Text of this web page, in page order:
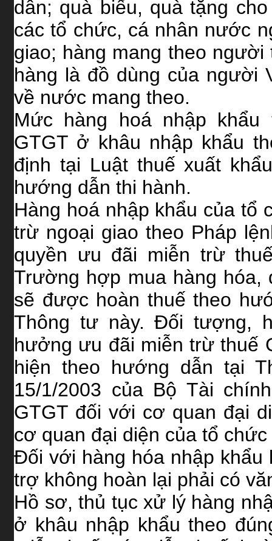
dân; quà biếu, quà tặng
các tổ chức, cá nhân nước
giao; hàng mang theo
hàng là đồ dùng của người
về nước mang theo.
Mức hàng hoá nhập
GTGT ở khâu nhập khẩu
định tại Luật thuế xuất
hướng dẫn thi hành.
Hàng hoá nhập khẩu của tổ
trừ ngoại giao theo Pháp
quyền ưu đãi miễn trừ
Trường hợp mua hàng hóa,
sẽ được hoàn thuế theo
Thông tư này. Đối tượng,
hưởng ưu đãi miễn trừ thuế
hiện theo hướng dẫn tại
15/1/2003 của Bộ Tài
GTGT đối với cơ quan đại
cơ quan đại diện của tổ
Đối với hàng hóa nhập khẩu
trợ không hoàn lại phải có
Hồ sơ, thủ tục xử lý hàng
ở khâu nhập khẩu theo